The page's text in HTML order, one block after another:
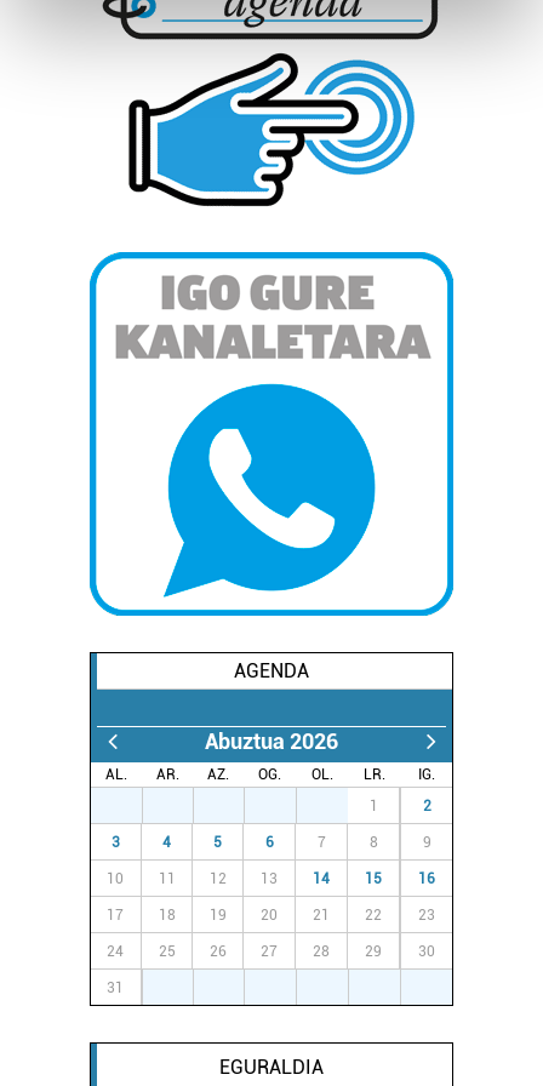
Find out more about how your personal data is processed
and set your preferences in thedetails section.
Guk eta gure bazkideek zure datu pertsonalak
prozesatzen ditugu, zure IP zenbakia, besteak beste,
teknologia erabiliz, cookieak adibidez, iragarki eta eduki
pertsonalizatuak eskaintzeko, iragarkiak eta edukia
neurtzeko, jendeari buruzko informazioa biltzeko eta
erabiltzen dituen hauta dezakezu.
Bazkide batzuek ez dizute baimenik eskatzen, eta beren
interes komertzial legitimoetan babesten dira. Ikusi gure
bazkideen zerrenda, beren ustez zein helburutarako
duten interes legitimoa eta horren aurka nola egin
dezakezun ikusteko.
Lortu zure datu pertsonalak prozesatzeko moduari
buruzko informazio gehiago eta ezarri zure lehentasunak
datuen atalean. Edozein unetan alda edo ken dezakezu
zure baimena Cookieen adierazpenean.
fitxategiak erabiltzen ditu. Zure esperientzia eta
baliatzen gara. Ohar hau onartuz gero, teknologia hori
erabiltzeko baimen esplizitua ematen diguzu.Gehiago
irakurri
AGENDA
Abuztua 2026
AL. AR. AZ. OG. OL. LR.
IG.
1 2
3 4 5 6 7 8 9
10 11 12 13 14 15 16
17 18 19 20 21 22 23
24 25 26 27 28 29 30
31
EGURALDIA